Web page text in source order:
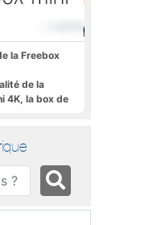
la Freebox
de la
4K, la box de